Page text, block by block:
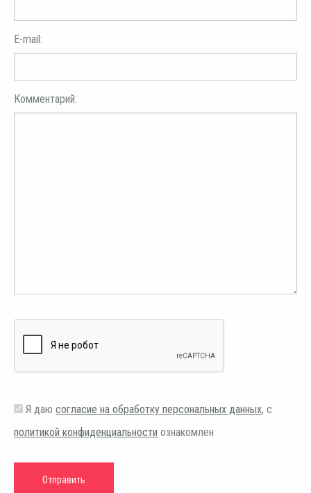
E-mail:
Комментарий:
Я даю согласие на обработку персональных данных, с
политикой конфиденциальности ознакомлен